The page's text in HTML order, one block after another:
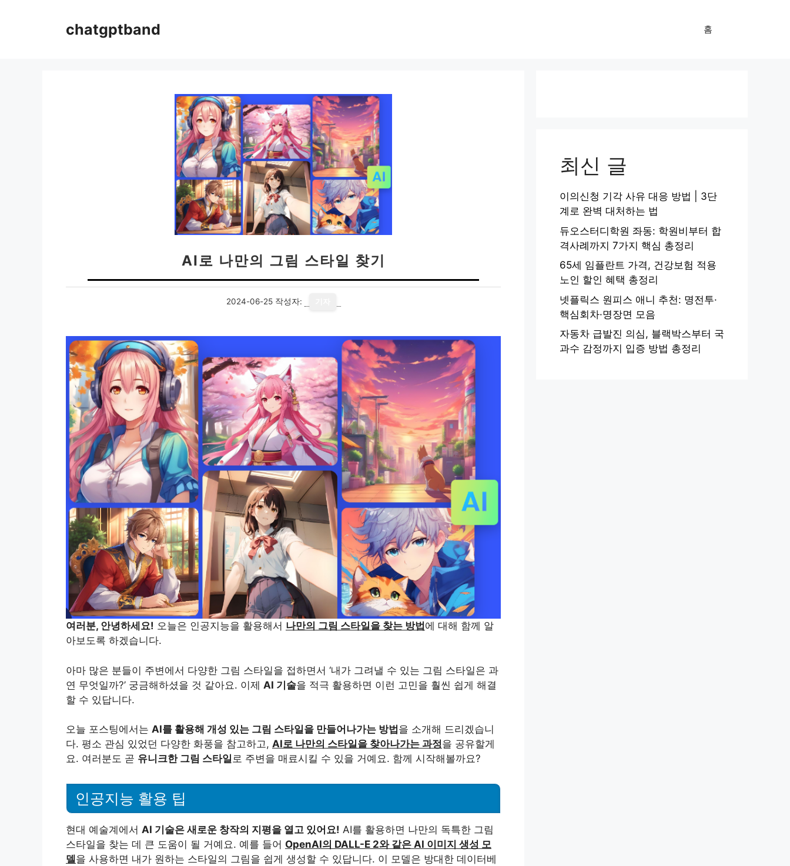
chatgptband 홈
AI로 나만의 그림 스타일 찾기
2024-06-25 작성자:
여러분, 안녕하세요! 오늘은 인공지능을 활용해서 나만의 그림 스타일을 찾는 방법 에 대해 함께 알
아보도록 하겠습니다.
아마 많은 분들이 주변에서 다양한 그림 스타일을 접하면서 ‘내가 그려낼 수 있는 그림 스타일은 과
연 무엇일까?’ 궁금해하셨을 것 같아요. 이제 AI 기술을 적극 활용하면 이런 고민을 훨씬 쉽게 해결
할 수 있답니다.
오늘 포스팅에서는 AI를 활용해 개성 있는 그림 스타일을 만들어나가는 방법 을 소개해 드리겠습니
다. 평소 관심 있었던 다양한 화풍을 참고하고, AI로 나만의 스타일을 찾아나가는 과정을 공유할게
요. 여러분도 곧 유니크한 그림 스타일로 주변을 매료시킬 수 있을 거예요. 함께 시작해볼까요?
인공지능 활용 팁
현대 예술계에서 AI 기술은 새로운 창작의 지평을 열고 있어요! AI를 활용하면 나만의 독특한 그림
스타일을 찾는 데 큰 도움이 될 거예요. 예를 들어 OpenAI의 DALL-E 2와 같은 AI 이미지 생성 모
델을 사용하면 내가 원하는 스타일의 그림을 쉽게 생성할 수 있답니다. 이 모델은 방대한 데이터베
최신 글
이의신청 기각 사유 대응 방법 | 3단
계로 완벽 대처하는 법
듀오스터디학원 좌동: 학원비부터 합
격사례까지 7가지 핵심 총정리
65세 임플란트 가격, 건강보험 적용
노인 할인 혜택 총정리
넷플릭스 원피스 애니 추천: 명전투·
핵심회차·명장면 모음
자동차 급발진 의심, 블랙박스부터 국
과수 감정까지 입증 방법 총정리